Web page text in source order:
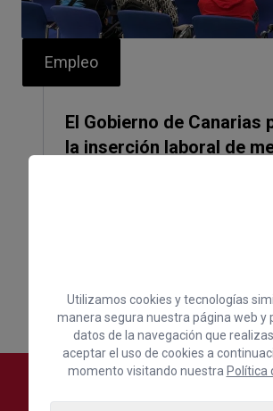
Empleo
El Gobierno de Canarias
la inserción laboral de
Utilizamos cookies y tecnologías
manera segura nuestra página web
datos de la navegación que
aceptar el uso de cookies a
momento visitando nuestra Política